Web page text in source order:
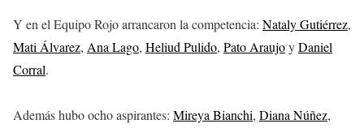
Y en el Equipo Rojo arrancaron la competencia: Nataly Gutiérrez,
Mati Álvarez, Ana Lago, Heliud Pulido, Pato AraujoyDaniel
Corral.
Además hubo ocho aspirantes: Mireya Bianchi, Diana Núñez,